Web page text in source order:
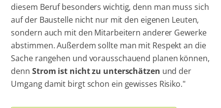
diesem Beruf besonders wichtig, denn man muss sich
auf der Baustelle nicht nur mit den eigenen Leuten,
sondern auch mit den Mitarbeitern anderer Gewerke
abstimmen. Außerdem sollte man mit Respekt an die
Sache rangehen und vorausschauend planen können,
denn Strom ist nicht zu unterschätzen und der
Umgang damit birgt schon ein gewisses Risiko."